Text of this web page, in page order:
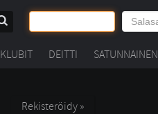
KLUBIT DEITTI SATUNNAINEN
Rekisteröidy »